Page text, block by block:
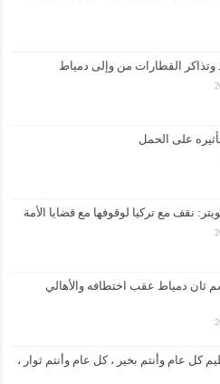
القطارات من وإلى دمياط
على الحمل
نقف مع تركيا لوقوفها مع قضايا الأمة
ثان دمياط عقب اختطافه والأهالي
عام وأنتم بخير ، كل عام وأنتم ثوار ،